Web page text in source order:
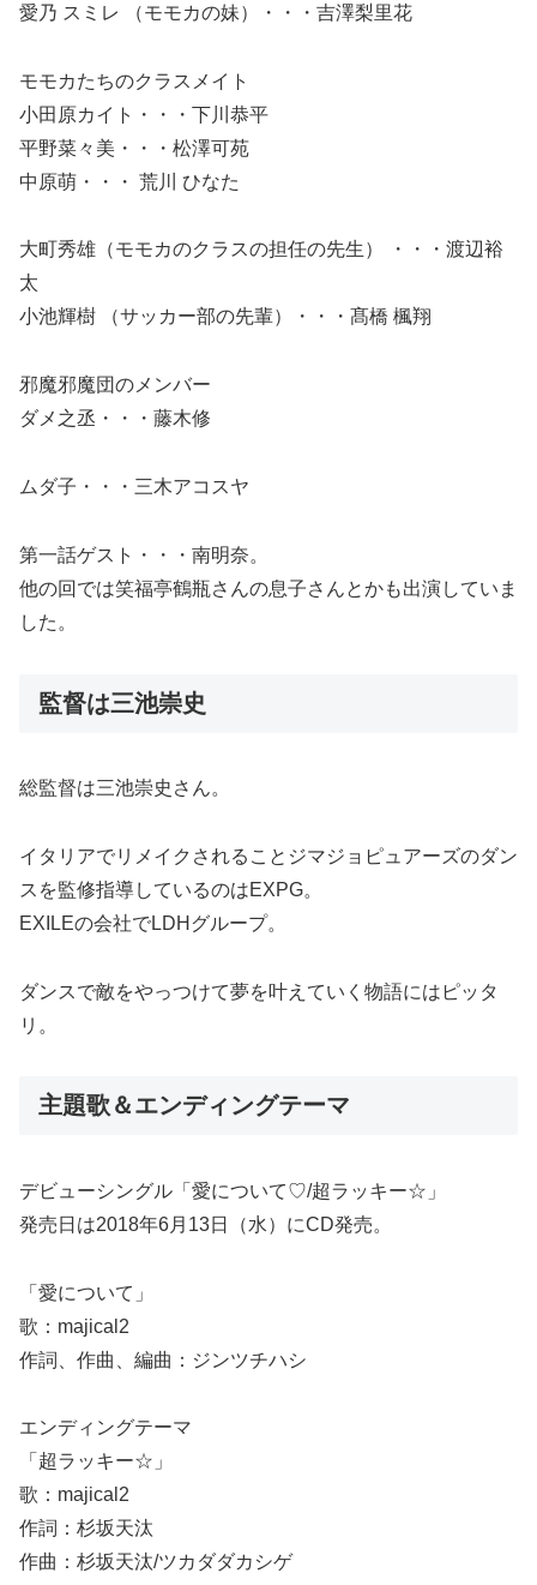
愛乃 スミレ （モモカの妹）・・・吉澤梨里花
モモカたちのクラスメイト
小田原カイト・・・下川恭平
平野菜々美・・・松澤可苑
中原萌・・・ 荒川 ひなた
大町秀雄（モモカのクラスの担任の先生） ・・・渡辺裕
太
小池輝樹 （サッカー部の先輩）・・・髙橋 楓翔
邪魔邪魔団のメンバー
ダメ之丞・・・藤木修
ムダ子・・・三木アコスヤ
第一話ゲスト・・・南明奈。
他の回では笑福亭鶴瓶さんの息子さんとかも出演していま
した。
監督は三池崇史
総監督は三池崇史さん。
イタリアでリメイクされることジマジョピュアーズのダン
スを監修指導しているのはEXPG。
EXILEの会社でLDHグループ。
ダンスで敵をやっつけて夢を叶えていく物語にはピッタ
リ。
主題歌＆エンディングテーマ
デビューシングル「愛について♡/超ラッキー☆」
発売日は2018年6月13日（水）にCD発売。
「愛について」
歌：majical2
作詞、作曲、編曲：ジンツチハシ
エンディングテーマ
「超ラッキー☆」
歌：majical2
作詞：杉坂天汰
作曲：杉坂天汰/ツカダダカシゲ